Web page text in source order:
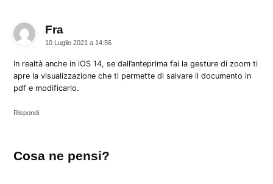
Fradice:
10 Luglio 2021 a 14:56
In realtà anche in iOS 14, se dall’anteprima fai la gesture di zoom ti
apre la visualizzazione che ti permette di salvare il documento in
pdf e modificarlo.
Rispondi
un
Cosa ne pensi?